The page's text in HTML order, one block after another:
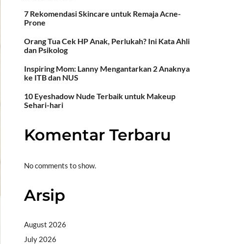
7 Rekomendasi Skincare untuk Remaja Acne-
Prone
Orang Tua Cek HP Anak, Perlukah? Ini Kata Ahli
dan Psikolog
Inspiring Mom: Lanny Mengantarkan 2 Anaknya
ke ITB dan NUS
10 Eyeshadow Nude Terbaik untuk Makeup
Sehari-hari
Komentar Terbaru
No comments to show.
Arsip
August 2026
July 2026